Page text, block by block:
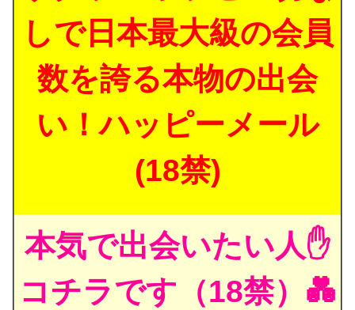
しで日本最大級の会員
数を誇る本物の出会
い！ハッピーメール
(18禁)
本気で出会いたい人✋
コチラです（18禁）💑